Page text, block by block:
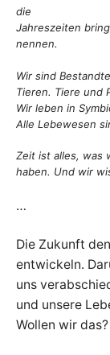
die
Jahreszeiten
nennen.
Wir sind
Tieren. Tiere und
Wir leben in
Alle Lebewesen
Zeit ist alles, was
haben. Und wir
…
Die Zukunft
entwickeln.
uns
und unsere
Wollen wir